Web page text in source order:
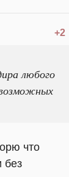
+2
любого
что
без